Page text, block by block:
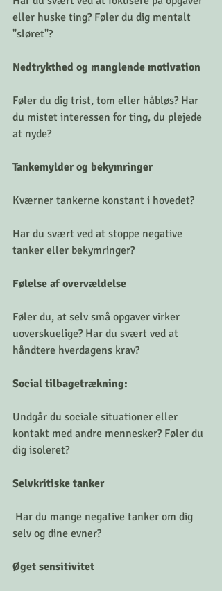
eller huske ting? Føler du dig mentalt
"sløret"?
Nedtrykthed og manglende motivation
Føler du dig trist, tom eller håbløs? Har
du mistet interessen for ting, du plejede
at nyde?
Tankemylder og bekymringer
Kværner tankerne konstant i hovedet?
Har du svært ved at stoppe negative
tanker eller bekymringer?
Følelse af overvældelse
Føler du, at selv små opgaver virker
uoverskuelige? Har du svært ved at
håndtere hverdagens krav?
Social tilbagetrækning:
Undgår du sociale situationer eller
kontakt med andre mennesker? Føler du
dig isoleret?
Selvkritiske tanker
selv og dine evner?
Øget sensitivitet